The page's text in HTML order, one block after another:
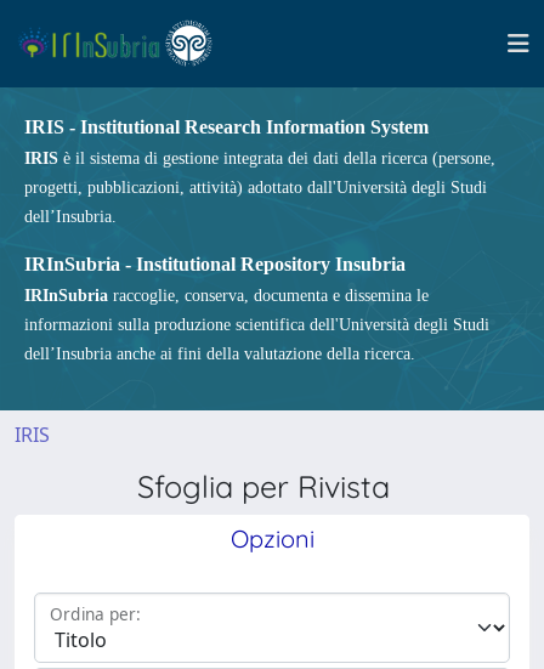
IRIS - Institutional Research Information System
IRIS è il sistema di gestione integrata dei dati della ricerca (persone,
progetti, pubblicazioni, attività) adottato dall'Università degli Studi
dell’Insubria.
IRInSubria - Institutional Repository Insubria
IRInSubria raccoglie, conserva, documenta e dissemina le
informazioni sulla produzione scientifica dell'Università degli Studi
dell’Insubria anche ai fini della valutazione della ricerca.
IRIS
Sfoglia per Rivista
Opzioni
Ordina per: